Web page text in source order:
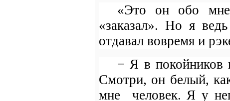
«Это он обо мне
«заказал». Но я
отдавал вовремя и
− Я в покойников
Смотри, он белый,
мне
человек. Я у